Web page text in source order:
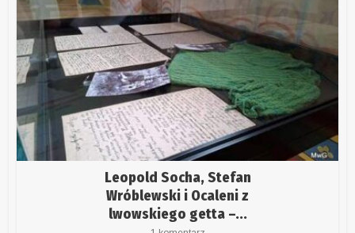
Leopold Socha, Stefan
Wróblewski i Ocaleni z
lwowskiego getta –...